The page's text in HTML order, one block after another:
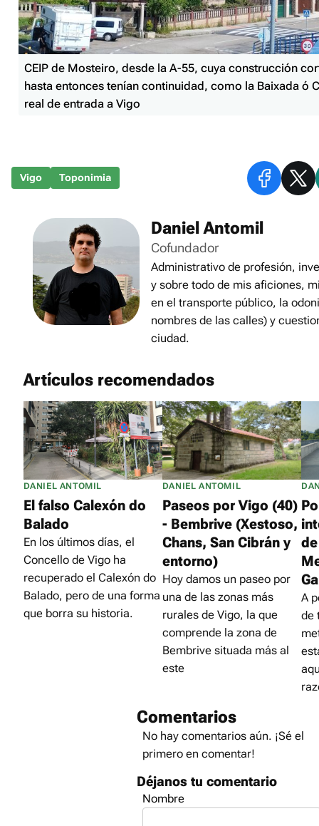
CEIP de Mosteiro, desde la A-55, cuya construcción
hasta entonces tenían continuidad, como la Baixada ó
real de entrada a Vigo
Vigo Toponimia
Daniel Antomil
Cofundador
Administrativo de profesión,
y sobre todo de mis aficiones,
en el transporte público, la
nombres de las calles) y
ciudad.
Artículos recomendados
DANIEL ANTOMIL
El falso Calexón do
Balado
En los últimos días, el
Concello de Vigo ha
recuperado el Calexón do
Balado, pero de una forma
que borra su historia.
DANIEL ANTOMIL
Paseos por Vigo (40)
- Bembrive (Xestoso,
Chans, San Cibrán y
entorno)
Hoy damos un paseo por
una de las zonas más
rurales de Vigo, la que
comprende la zona de
Bembrive situada más al
este
A
de
Comentarios
No hay comentarios aún. ¡Sé el
primero en comentar!
Déjanos tu comentario
Nombre